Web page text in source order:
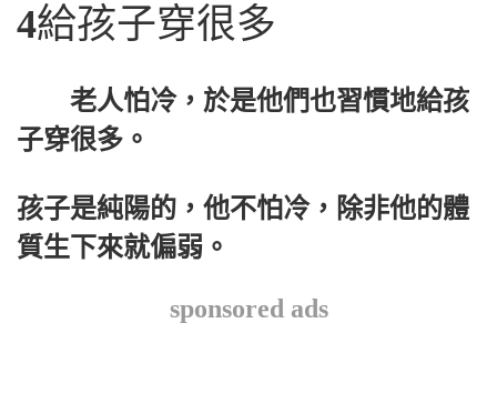
4給孩子穿很多
老人怕冷，於是他們也習慣地給孩
子穿很多。
孩子是純陽的，他不怕冷，除非他的體
質生下來就偏弱。
sponsored ads